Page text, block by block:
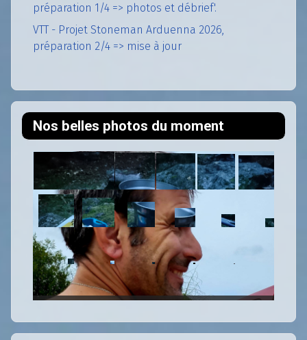
préparation 1/4 => photos et débrief'.
VTT - Projet Stoneman Arduenna 2026,
préparation 2/4 => mise à jour
Nos belles photos du moment